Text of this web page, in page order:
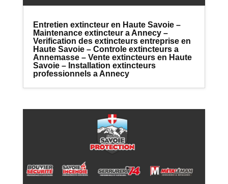
Entretien extincteur en Haute Savoie –
Maintenance extincteur a Annecy –
Verification des extincteurs entreprise en
Haute Savoie – Controle extincteurs a
Annemasse – Vente extincteurs en Haute
Savoie – Installation extincteurs
professionnels a Annecy